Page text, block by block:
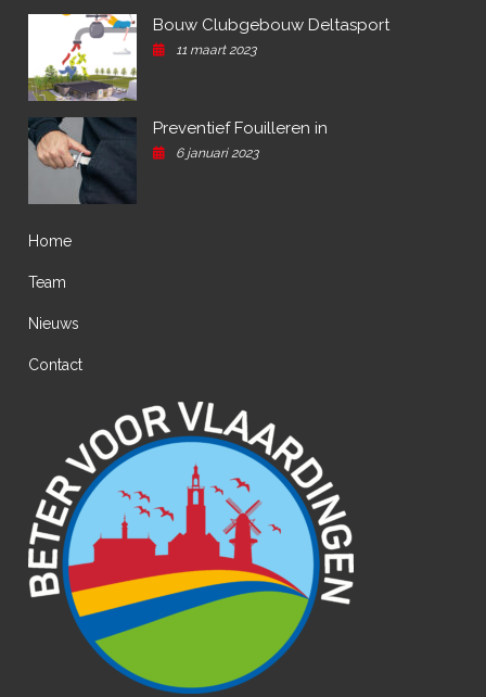
Bouw Clubgebouw Deltasport
11 maart 2023
Preventief Fouilleren in
6 januari 2023
Home
Team
Nieuws
Contact